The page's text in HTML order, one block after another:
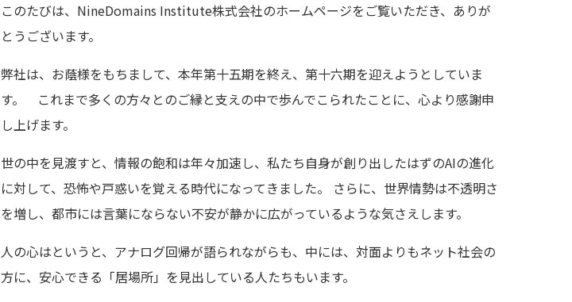
このたびは、NineDomains Institute株式会社のホームページをご覧いただき、ありが
とうございます。
弊社は、お蔭様をもちまして、本年第十五期を終え、第十六期を迎えようとしていま
す。 これまで多くの方々とのご縁と支えの中で歩んでこられたことに、心より感謝申
し上げます。
世の中を見渡すと、情報の飽和は年々加速し、私たち自身が創り出したはずのAIの進化
に対して、恐怖や戸惑いを覚える時代になってきました。 さらに、世界情勢は不透明さ
を増し、都市には言葉にならない不安が静かに広がっているような気さえします。
人の心はというと、アナログ回帰が語られながらも、中には、対面よりもネット社会の
方に、安心できる「居場所」を見出している人たちもいます。